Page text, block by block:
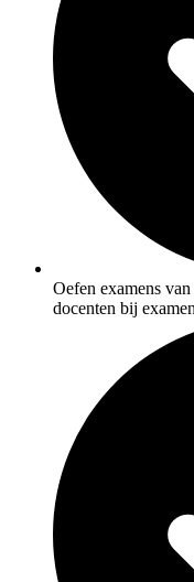
Oefen examens
docenten bij